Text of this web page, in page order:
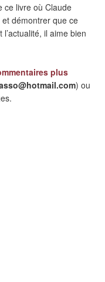
ce livre où Claude
démontrer que ce
il aime bien
plus
) ou